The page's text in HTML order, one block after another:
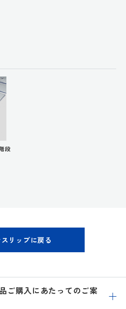
段
リップに戻る
ご購入にあたってのご案